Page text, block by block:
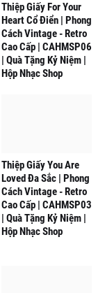
Thiệp Giấy For Your
Heart Cổ Điển | Phong
Cách Vintage - Retro
Cao Cấp | CAHMSP06
| Quà Tặng Kỷ Niệm |
Hộp Nhạc Shop
Thiệp Giấy You Are
Loved Đa Sắc | Phong
Cách Vintage - Retro
Cao Cấp | CAHMSP03
| Quà Tặng Kỷ Niệm |
Hộp Nhạc Shop